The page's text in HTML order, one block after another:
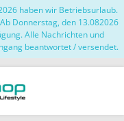
haben wir Betriebsurlaub.
Donnerstag, den 13.082026
Alle Nachrichten und
beantwortet / versendet.